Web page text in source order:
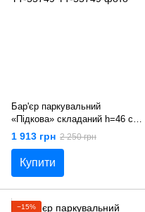
Бар'єр паркувальний
«Підкова» складаний h=46 см
b=32 см (без замку) Yato YT-
1 913 грн 2 250 грн
Купити
−15%